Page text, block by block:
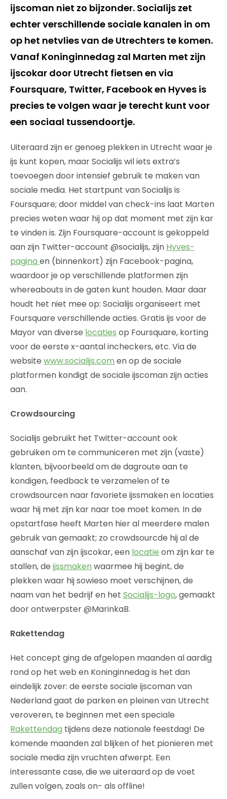
ijscoman niet zo bijzonder. Socialijs zet
echter verschillende sociale kanalen in om
op het netvlies van de Utrechters te komen.
Vanaf Koninginnedag zal Marten met zijn
ijscokar door Utrecht fietsen en via
Foursquare, Twitter, Facebook en Hyves is
precies te volgen waar je terecht kunt voor
een sociaal tussendoortje.
Uiteraard zijn er genoeg plekken in Utrecht waar je
ijs kunt kopen, maar Socialijs wil iets extra’s
toevoegen door intensief gebruik te maken van
sociale media. Het startpunt van Socialijs is
Foursquare; door middel van check-ins laat Marten
precies weten waar hij op dat moment met zijn kar
te vinden is. Zijn Foursquare-account is gekoppeld
aan zijn Twitter-account @socialijs, zijn Hyves-
pagina en (binnenkort) zijn Facebook-pagina,
waardoor je op verschillende platformen zijn
whereabouts in de gaten kunt houden. Maar daar
houdt het niet mee op: Socialijs organiseert met
Foursquare verschillende acties. Gratis ijs voor de
Mayor van diverse locaties op Foursquare, korting
voor de eerste x-aantal incheckers, etc. Via de
website www.socialijs.com en op de sociale
platformen kondigt de sociale ijscoman zijn acties
aan.
Crowdsourcing
Socialijs gebruikt het Twitter-account ook
gebruiken om te communiceren met zijn (vaste)
klanten, bijvoorbeeld om de dagroute aan te
kondigen, feedback te verzamelen of te
crowdsourcen naar favoriete ijssmaken en locaties
waar hij met zijn kar naar toe moet komen. In de
opstartfase heeft Marten hier al meerdere malen
gebruik van gemaakt; zo crowdsourcde hij al de
aanschaf van zijn ijscokar, een locatie om zijn kar te
stallen, de ijssmaken waarmee hij begint, de
plekken waar hij sowieso moet verschijnen, de
naam van het bedrijf en het Socialijs-logo, gemaakt
door ontwerpster @MarinkaB.
Rakettendag
Het concept ging de afgelopen maanden al aardig
rond op het web en Koninginnedag is het dan
eindelijk zover: de eerste sociale ijscoman van
Nederland gaat de parken en pleinen van Utrecht
veroveren, te beginnen met een speciale
Rakettendag tijdens deze nationale feestdag! De
komende maanden zal blijken of het pionieren met
sociale media zijn vruchten afwerpt. Een
interessante case, die we uiteraard op de voet
zullen volgen, zoals on- als offline!